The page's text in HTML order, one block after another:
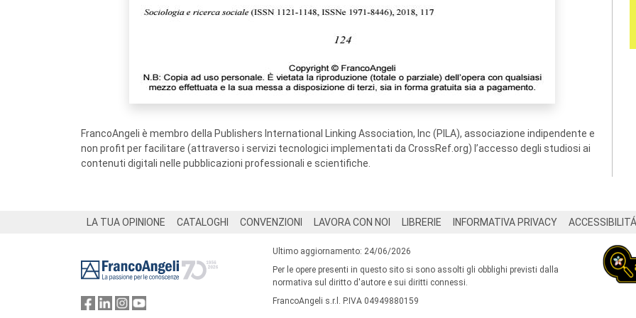
FrancoAngeli è membro della Publishers International Linking Association, Inc (PILA), associazione indipendente e
non profit per facilitare (attraverso i servizi tecnologici implementati da CrossRef.org) l’accesso degli studiosi ai
contenuti digitali nelle pubblicazioni professionali e scientifiche.
LA TUA OPINIONE CATALOGHI CONVENZIONI LAVORA CON NOI LIBRERIE INFORMATIVA PRIVACY ACCESSIBILITÁ
Ultimo aggiornamento: 24/06/2026
Per le opere presenti in questo sito si sono assolti gli obblighi previsti dalla
normativa sul diritto d'autore e sui diritti connessi.
FrancoAngeli s.r.l. P.IVA 04949880159